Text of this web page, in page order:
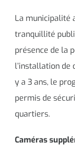
Social &
Contacter le
La municipalité
tranquillité
présence de la
l’installation de
y a 3 ans, le
permis de
quartiers.
Caméras